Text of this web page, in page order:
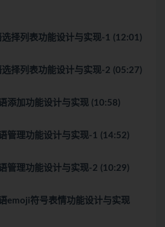
择列表功能设计与实现-1 (12:01)
择列表功能设计与实现-2 (05:27)
添加功能设计与实现 (10:58)
管理功能设计与实现-1 (14:52)
管理功能设计与实现-2 (10:29)
emoji符号表情功能设计与实现